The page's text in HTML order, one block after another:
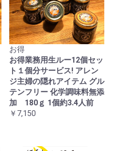
お得
お得業務用生ルー12個セッ
ト１個分サービス! アレン
ジ主婦の隠れアイテム グル
テンフリー 化学調味料無添
加 180ｇ 1個約3.4人前
￥7,150